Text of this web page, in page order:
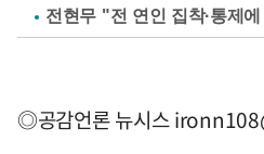
전현무 "전 연인 집착·통제
◎공감언론 뉴시스